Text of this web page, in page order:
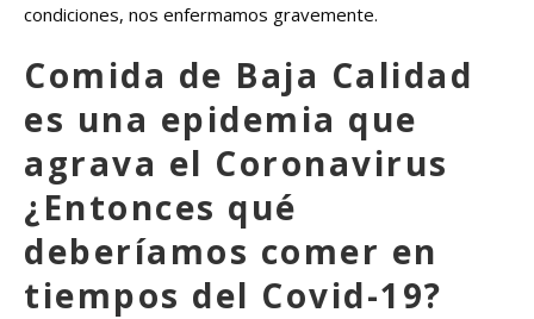
condiciones, nos enfermamos gravemente.
Comida de Baja Calidad
es una epidemia que
agrava el Coronavirus
¿Entonces qué
deberíamos comer en
tiempos del Covid-19?